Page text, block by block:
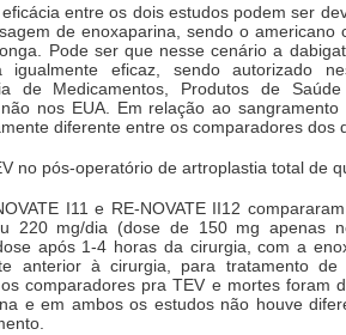
entre os dois estudos podem ser
de enoxaparina, sendo o americano
Pode ser que nesse cenário a
igualmente eficaz, sendo autorizado
de Medicamentos, Produtos de
nos EUA. Em relação ao
diferente entre os comparadores dos
no pós-operatório de artroplastia total de
I11 e RE-NOVATE II12
220 mg/dia (dose de 150 mg apenas
após 1-4 horas da cirurgia, com a
anterior à cirurgia, para tratamento
comparadores pra TEV e mortes foram
e em ambos os estudos não houve